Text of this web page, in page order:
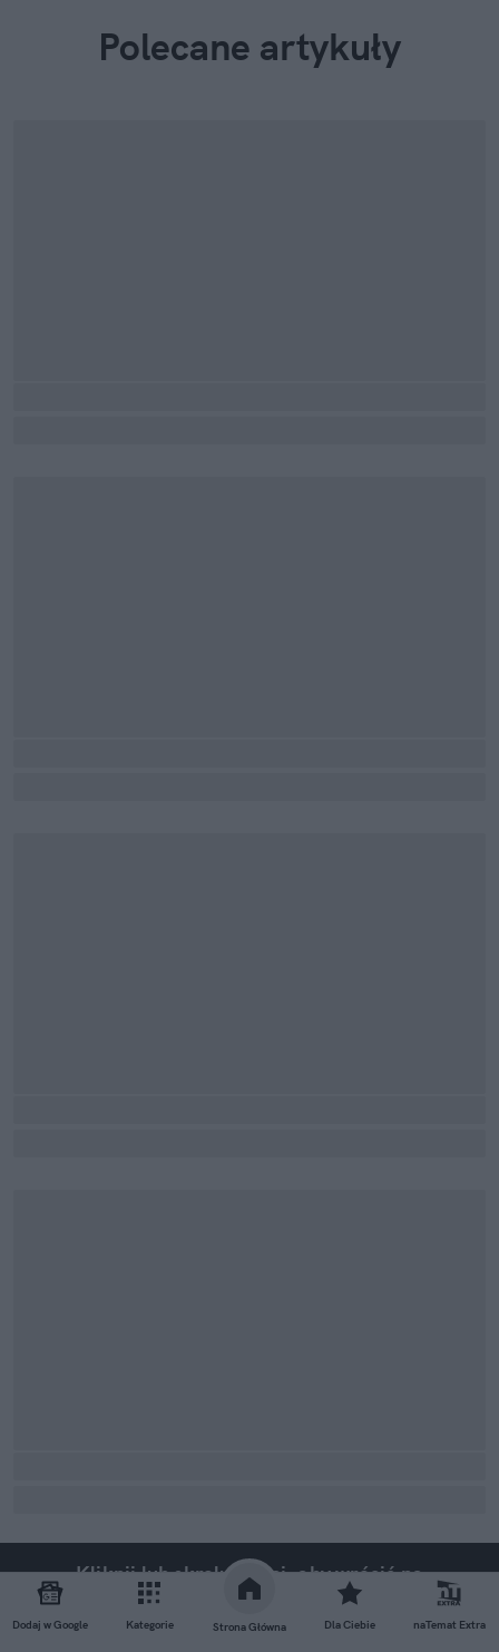
Dodaj w Google Kategorie Strona Główna Dla Ciebie naTemat Extra
Polecane artykuły
Kliknij lub skroluj dalej, aby wrócić na
stronę główną